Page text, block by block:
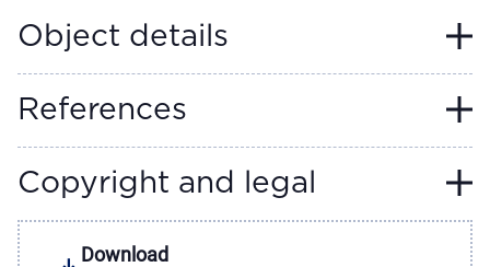
Object details
References
Copyright and legal
Download